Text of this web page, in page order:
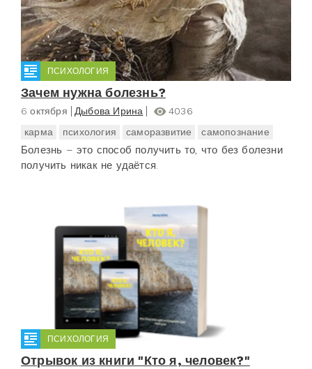
ПСИХОЛОГИЯ
Зачем нужна болезнь?
6 октября Дыбова Ирина
4036
карма
психология саморазвитие самопознание
Болезнь – это способ получить то, что без болезни
получить никак не удаётся.
ПСИХОЛОГИЯ
Отрывок из книги "Кто я, человек?"